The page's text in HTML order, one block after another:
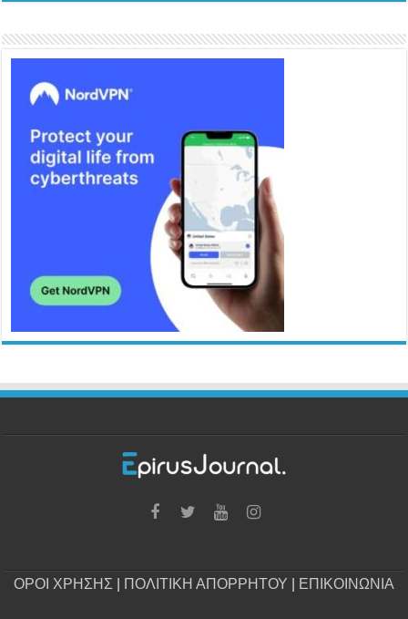
ΟΡΟΙ ΧΡΗΣΗΣ ΠΟΛΙΤΙΚΗ ΑΠΟΡΡΗΤΟΥ ΕΠΙΚΟΙΝΩΝΙΑ